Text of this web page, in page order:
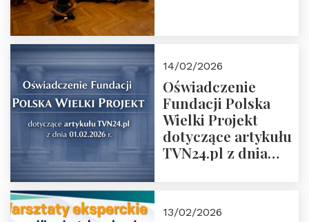
14/02/2026
Oświadczenie
Fundacji Polska
Wielki Projekt
dotyczące artykułu
TVN24.pl z dnia
13/02/2026